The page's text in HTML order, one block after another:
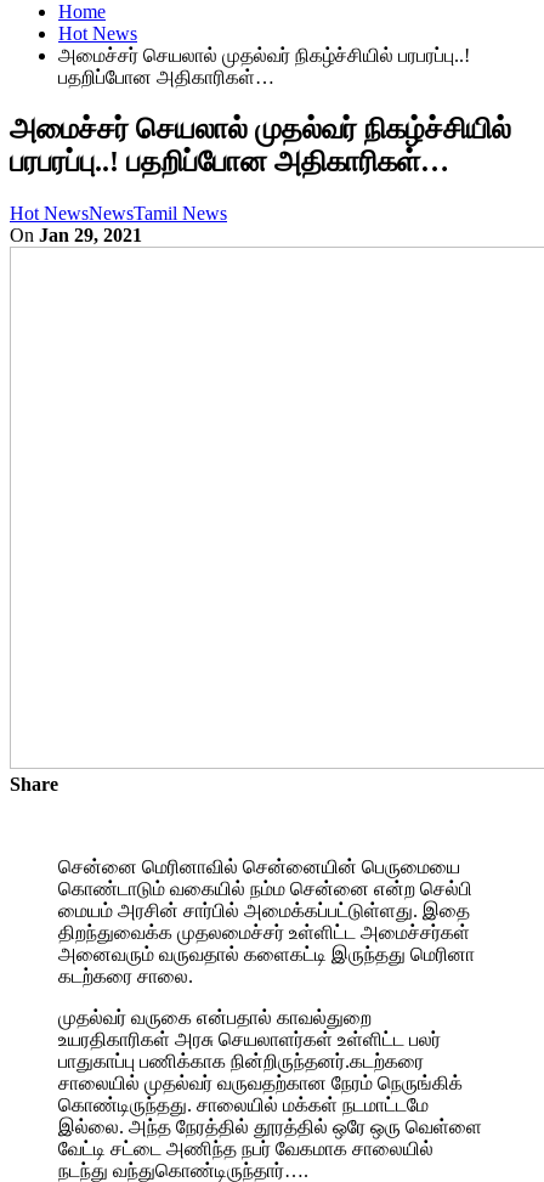
Home
Hot News
அமைச்சர் செயலால் முதல்வர் நிகழ்ச்சியில் பரபரப்பு..!
பதறிப்போன அதிகாரிகள்…
அமைச்சர் செயலால் முதல்வர் நிகழ்ச்சியில்
பரபரப்பு..! பதறிப்போன அதிகாரிகள்…
Hot NewsNewsTamil News
On Jan 29, 2021
Share
சென்னை மெரினாவில் சென்னையின் பெருமையை
கொண்டாடும் வகையில் நம்ம சென்னை என்ற செல்பி
மையம் அரசின் சார்பில் அமைக்கப்பட்டுள்ளது. இதை
திறந்துவைக்க முதலமைச்சர் உள்ளிட்ட அமைச்சர்கள்
அனைவரும் வருவதால் களைகட்டி இருந்தது மெரினா
கடற்கரை சாலை.
முதல்வர் வருகை என்பதால் காவல்துறை
உயரதிகாரிகள் அரசு செயலாளர்கள் உள்ளிட்ட பலர்
பாதுகாப்பு பணிக்காக நின்றிருந்தனர்.கடற்கரை
சாலையில் முதல்வர் வருவதற்கான நேரம் நெருங்கிக்
கொண்டிருந்தது. சாலையில் மக்கள் நடமாட்டமே
இல்லை. அந்த நேரத்தில் தூரத்தில் ஒரே ஒரு வெள்ளை
வேட்டி சட்டை அணிந்த நபர் வேகமாக சாலையில்
நடந்து வந்துகொண்டிருந்தார்….